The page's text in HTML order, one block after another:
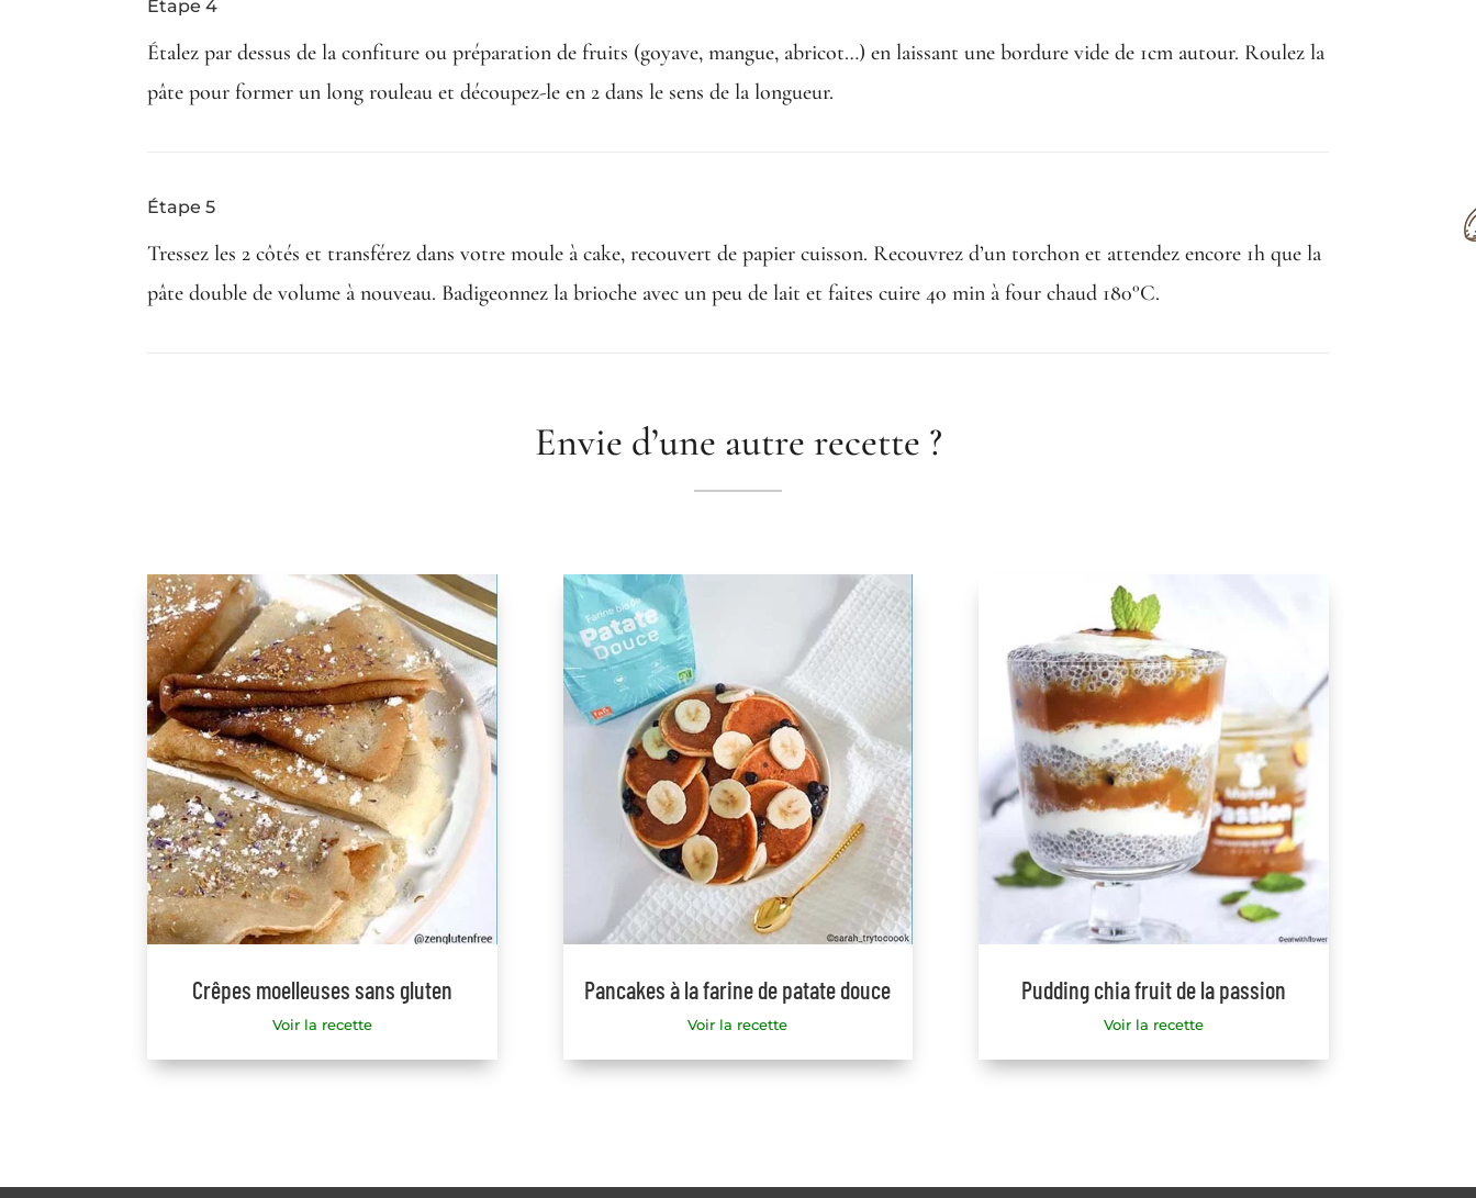
Étape 4
Étalez par dessus de la confiture ou préparation de fruits (goyave, mangue, abricot…) en laissant une bordure vide de 1cm autour. Roulez la
pâte pour former un long rouleau et découpez-le en 2 dans le sens de la longueur.
Étape 5
Tressez les 2 côtés et transférez dans votre moule à cake, recouvert de papier cuisson. Recouvrez d’un torchon et attendez encore 1h que la
pâte double de volume à nouveau. Badigeonnez la brioche avec un peu de lait et faites cuire 40 min à four chaud 180°C.
Envie d’une autre recette ?
Crêpes moelleuses sans gluten
Voir la recette
Pancakes à la farine de patate douce
Voir la recette
Pudding chia fruit de la passion
Voir la recette